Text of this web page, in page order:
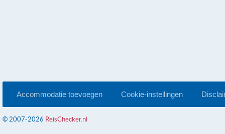
Accommodatie toevoegen Cookie-instellingen
© 2007-2026 ReisChecker.nl